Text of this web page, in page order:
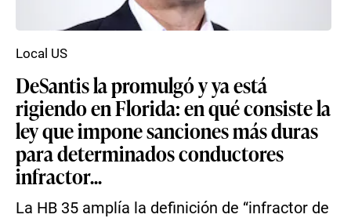
DeSantis la promulgó y ya está
rigiendo en Florida: en qué consiste la
ley que impone sanciones más duras
para determinados conductores
infractor...
La HB 35 amplía la definición de “infractor de
Local US